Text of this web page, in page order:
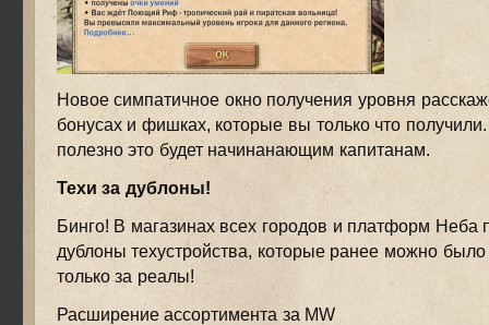
Новое симпатичное окно получения уровня
бонусах и фишках, которые вы только что
полезно это будет начинанающим капитанам.
Техи за дублоны!
Бинго! В магазинах всех городов и платформ Неба
дублоны техустройства, которые ранее можно было
только за реалы!
Расширение ассортимента за MW